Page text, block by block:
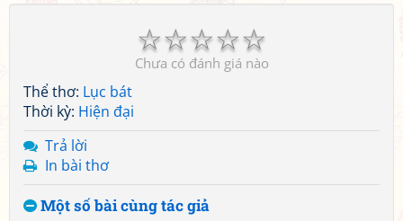
☆
☆
☆
☆
☆
Chưa có đánh giá nào
Thể thơ: Lục bát
Thời kỳ: Hiện đại
Trả lời
In bài thơ
Một số bài cùng tác giả